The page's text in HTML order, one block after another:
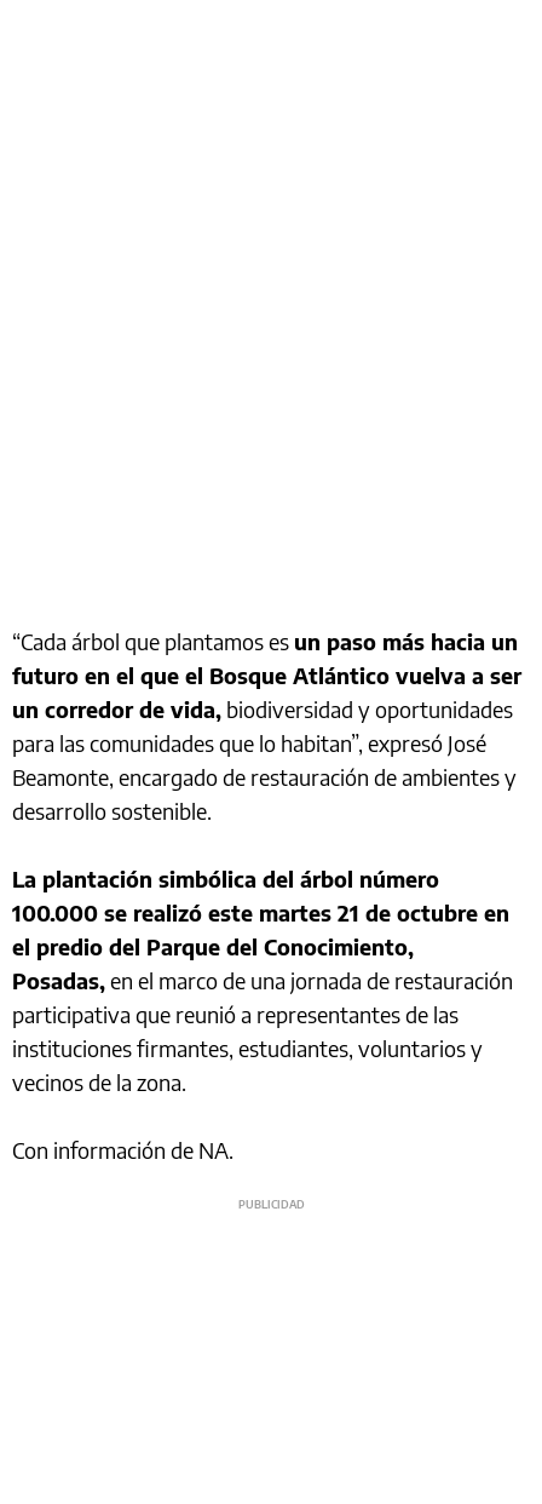
“Cada árbol que plantamos es un paso más hacia un
futuro en el que el Bosque Atlántico vuelva a ser
un corredor de vida, biodiversidad y oportunidades
para las comunidades que lo habitan”, expresó José
Beamonte, encargado de restauración de ambientes y
desarrollo sostenible.
La plantación simbólica del árbol número
100.000 se realizó este martes 21 de octubre en
el predio del Parque del Conocimiento,
Posadas,en el marco de una jornada de restauración
participativa que reunió a representantes de las
instituciones firmantes, estudiantes, voluntarios y
vecinos de la zona.
Con información de NA.